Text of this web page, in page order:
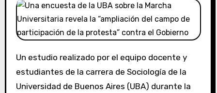
Un estudio realizado por el equipo docente y
estudiantes de la carrera de Sociología de la
Universidad de Buenos Aires (UBA) durante la